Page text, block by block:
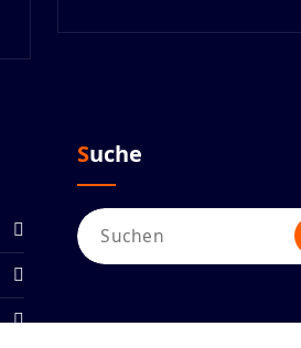
Suche
Suchen
nach: